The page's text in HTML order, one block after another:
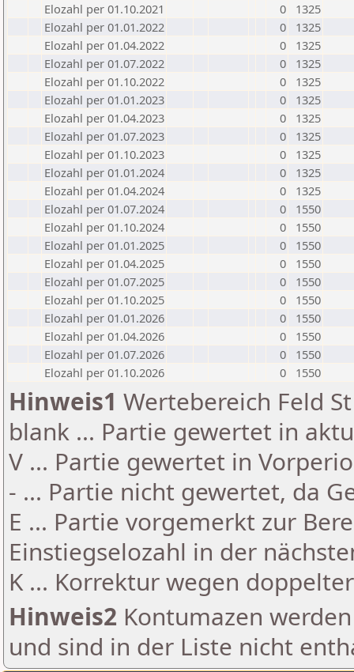
Elozahl per 01.10.2021
0
1325
Elozahl per 01.01.2022
0
1325
Elozahl per 01.04.2022
0
1325
Elozahl per 01.07.2022
0
1325
Elozahl per 01.10.2022
0
1325
Elozahl per 01.01.2023
0
1325
Elozahl per 01.04.2023
0
1325
Elozahl per 01.07.2023
0
1325
Elozahl per 01.10.2023
0
1325
Elozahl per 01.01.2024
0
1325
Elozahl per 01.04.2024
0
1325
Elozahl per 01.07.2024
0
1550
Elozahl per 01.10.2024
0
1550
Elozahl per 01.01.2025
0
1550
Elozahl per 01.04.2025
0
1550
Elozahl per 01.07.2025
0
1550
Elozahl per 01.10.2025
0
1550
Elozahl per 01.01.2026
0
1550
Elozahl per 01.04.2026
0
1550
Elozahl per 01.07.2026
0
1550
Elozahl per 01.10.2026
0 1550
Hinweis1 Wertebereich Feld
blank ... Partie gewertet in
V ... Partie gewertet in
- ... Partie nicht gewertet, da
E ... Partie vorgemerkt zur
Einstiegselozahl in der
K ... Korrektur wegen
Hinweis2 Kontumazen
und sind in der Liste nicht